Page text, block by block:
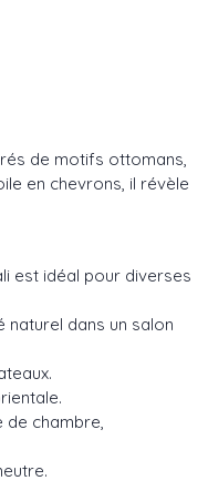
de motifs ottomans,
en chevrons, il révèle
est idéal pour diverses
dans un salon
de chambre,